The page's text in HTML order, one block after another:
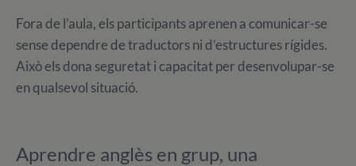
Fora de l’aula, els participants aprenen a comunicar-se
sense dependre de traductors ni d’estructures rígides.
Això els dona seguretat i capacitat per desenvolupar-se
en qualsevol situació.
Aprendre anglès en grup, una